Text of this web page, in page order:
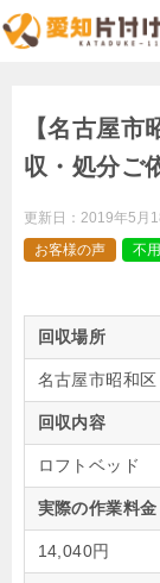
【名古屋
収・処分ご
更新日： 2019年5月
お客様の声
不
回収場所
名古屋市昭和区
回収内容
ロフトベッド
実際の作業料金
14,040円